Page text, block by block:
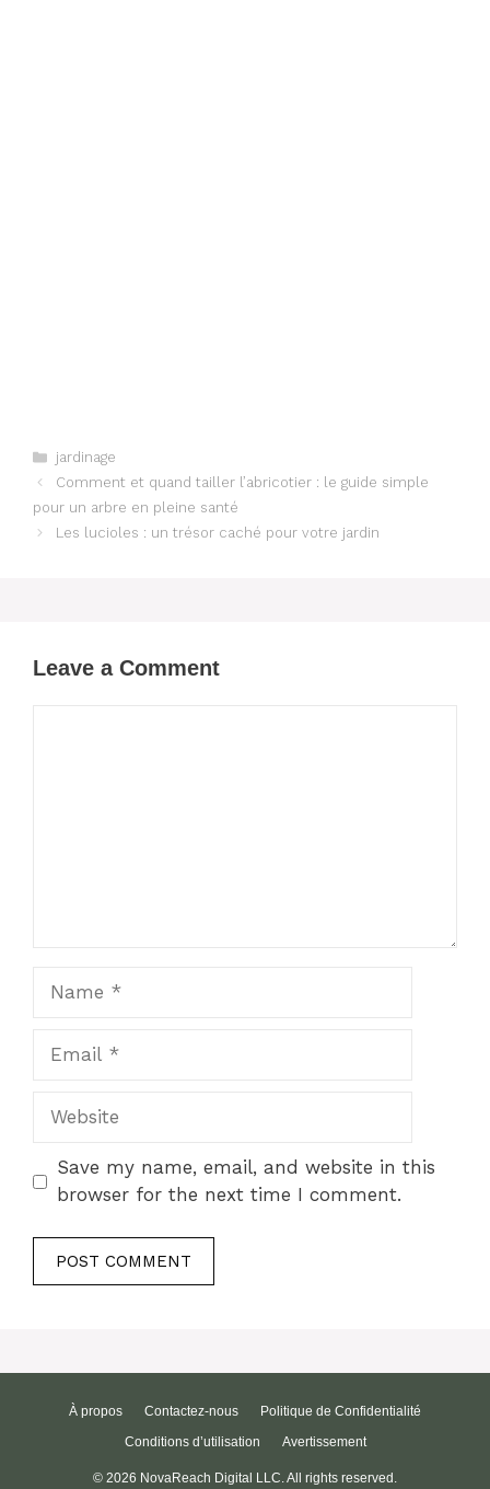
Categories
jardinage
Comment et quand tailler l’abricotier : le guide simple
pour un arbre en pleine santé
Les lucioles : un trésor caché pour votre jardin
Leave a Comment
Website
Save my name, email, and website in this
browser for the next time I comment.
À propos Contactez-nous
Politique de Confidentialité
Conditions d’utilisation
Avertissement
© 2026 NovaReach Digital LLC. All rights reserved.